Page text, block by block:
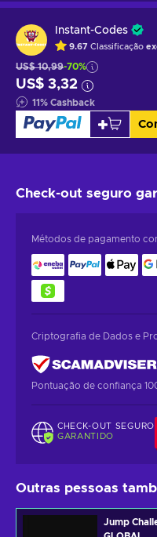
Instant-Codes
9.67 Classificação
US$ 10,99-70%
US$ 3,32
11% Cashback
Check-out seguro
Métodos de pagamento
Criptografia de Dados e
Pontuação de confiança
CHECK-OUT SEGURO
GARANTIDO
Outras pessoas
Jump